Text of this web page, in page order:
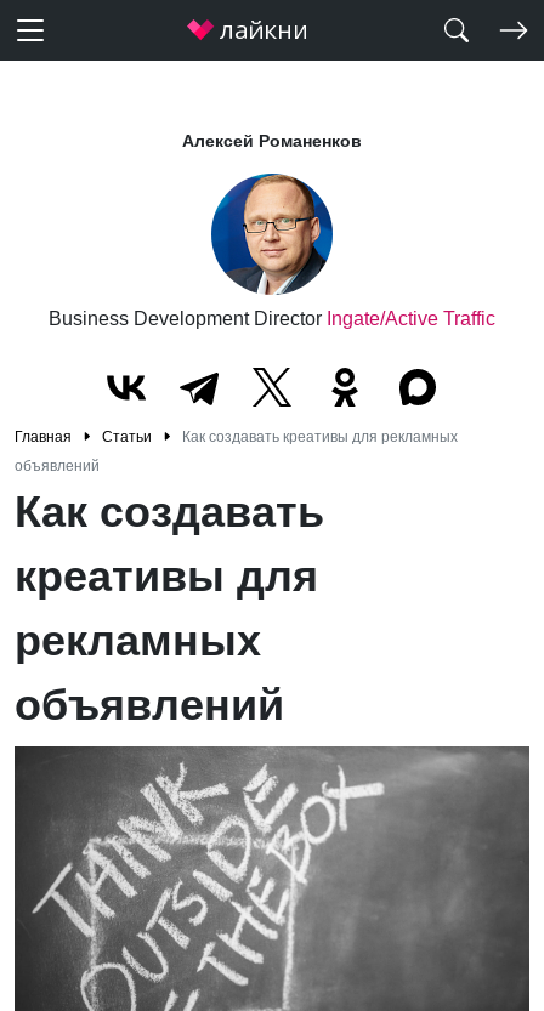
Алексей Романенков
Business Development Director Ingate/Active Traffic
Главная Статьи
Как создавать креативы для рекламных
объявлений
Как создавать
креативы для
рекламных
объявлений